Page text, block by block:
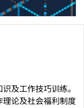
及工作技巧训练。
论及社会福利制度